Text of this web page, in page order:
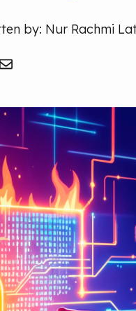
by: Nur Rachmi